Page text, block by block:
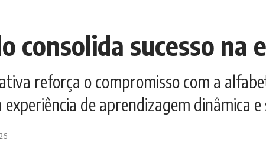
consolida sucesso na
reforça o compromisso com a
de aprendizagem dinâmica